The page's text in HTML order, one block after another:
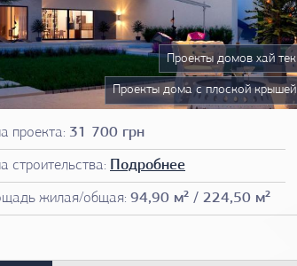
Есть Нет Все варианты
проекта: 31 700 грн
строительства: Подробнее
жилая/общая: 94,90 м² / 224,50 м²
Проекты домов хай тек
Проекты дома с плоской крышей
Проекты домов 14 на 14
Проекты домов 15 на 15
Чертежи домов